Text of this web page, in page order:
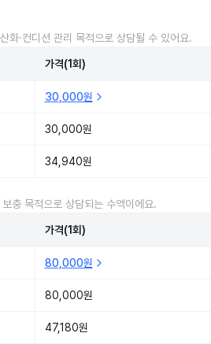
화·컨디션 관리 목적으로 상담될 수 있어요.
가격(1회)
30,000원
30,000원
34,940원
충 목적으로 상담되는 수액이에요.
가격(1회)
80,000원
80,000원
47,180원